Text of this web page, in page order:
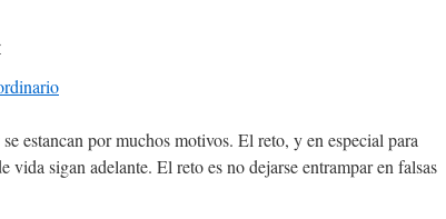
estancan por muchos motivos. El reto, y en especial para
vida sigan adelante. El reto es no dejarse entrampar en falsas